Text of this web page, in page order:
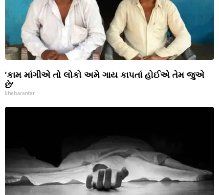
‘કામ માંગીએ તો લોકો અમે ગાય કાપતાં હોઈએ તેમ જુએ
છે’
khabarantar